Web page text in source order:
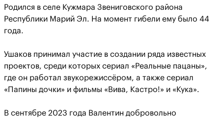
Родился в селе Кужмара Звениговского района
Республики Марий Эл. На момент гибели ему было 44
года.
Ушаков принимал участие в создании ряда известных
проектов, среди которых сериал «Реальные пацаны»,
где он работал звукорежиссёром, а также сериал
«Папины дочки» и фильмы «Вива, Кастро!» и «Кука».
В сентябре 2023 года Валентин добровольно